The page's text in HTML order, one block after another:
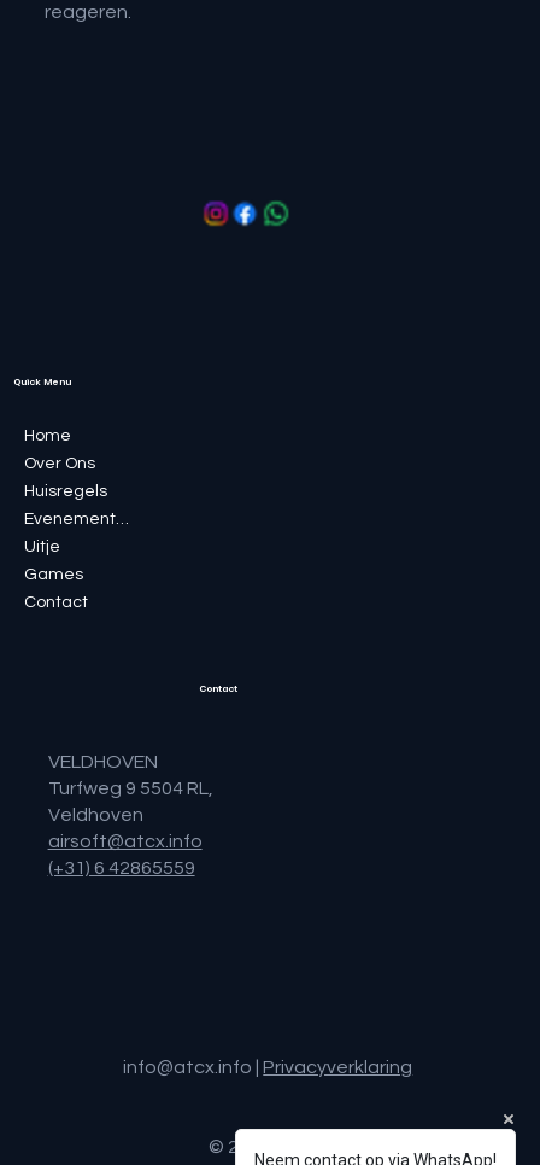
reageren.
Quick Menu
Home
Over Ons
Huisregels
Uitje
Games
Contact
Contact
VELDHOVEN
Turfweg 9 5504 RL,
Veldhoven
airsoft@atcx.info
(+31) 6 42865559
info@atcx.info |Privacyverklaring
© 2025 ATCX.
Neem contact op via WhatsApp!